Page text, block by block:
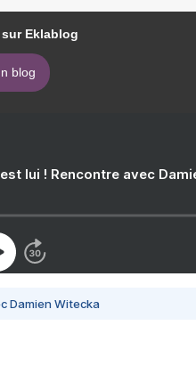
Eklablog
blog
lui ! Rencontre avec
Damien Witecka